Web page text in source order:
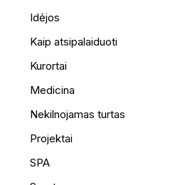
Idėjos
Kaip atsipalaiduoti
Kurortai
Medicina
Nekilnojamas turtas
Projektai
SPA